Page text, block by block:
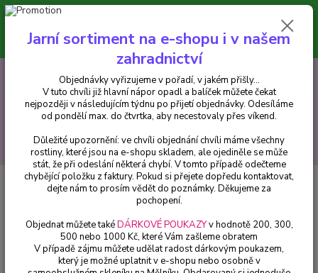
Minimální hodnota pro odeslání z e-shopu je 300 Kč.
V tuto chvíli již hlavní nápor objednávek opadl a balíček můžete čekat
nejpozději v následujícím týdnu po přijetí objednávky. Objednávky
vyřizujeme v pořadí, v jakém přišly...
Menu
CZK
Hledat
+420 602 223 614
Úvod Pelargonie Lady Playmouth - cena za kus v 3-kusovém balení
Lady Playmouth - cena za kus v
3-kusovém balení
Jarní sortiment na e-shopu i v našem
zahradnictví
Objednávky vyřizujeme v pořadí, v jakém přišly...
V tuto chvíli již hlavní nápor opadl a balíček můžete čekat
nejpozději v následujícím týdnu po přijetí objednávky. Odesíláme
od pondělí max. do čtvrtka, aby necestovaly přes víkend.
Důležité upozornění: ve chvíli objednání chvíli máme všechny
rostliny, které jsou na e-shopu skladem, ale ojediněle se může
stát, že při odeslání některá chybí. V tomto případě odečteme
chybějící položku z faktury. Pokud si přejete dopředu kontaktovat,
dejte nám to prosím vědět do poznámky. Děkujeme za
pochopení.
Objednat můžete takéDÁRKOVÉ POUKAZYv hodnotě 200, 300,
500 nebo 1000 Kč, které Vám zašleme obratem
V případě zájmu můžete udělat radost dárkovým poukazem,
který je možné uplatnit v e-shopu nebo osobně v